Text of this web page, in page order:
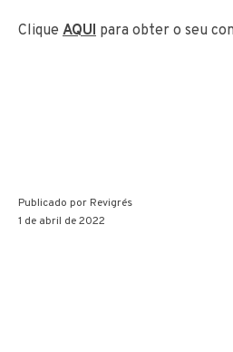
Clique AQUI para obter o seu
Publicado porRevigrés
1 de abril de 2022